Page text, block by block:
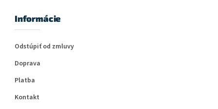
Informácie
Odstúpiť od zmluvy
Doprava
Platba
Kontakt